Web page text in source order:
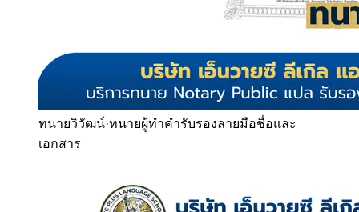
ทนายวิวัฒน์·ทนายผู้ทำคำรับรองลายมือชื่อและ
เอกสาร